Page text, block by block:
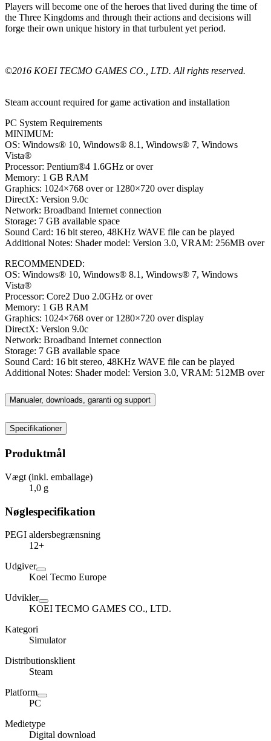
Players will become one of the heroes that lived during the time of
the Three Kingdoms and through their actions and decisions will
forge their own unique history in that turbulent yet period.
©2016 KOEI TECMO GAMES CO., LTD. All rights reserved.
Steam account required for game activation and installation
PC System Requirements
MINIMUM:
OS: Windows® 10, Windows® 8.1, Windows® 7, Windows
Vista®
Processor: Pentium®4 1.6GHz or over
Memory: 1 GB RAM
Graphics: 1024×768 over or 1280×720 over display
DirectX: Version 9.0c
Network: Broadband Internet connection
Storage: 7 GB available space
Sound Card: 16 bit stereo, 48KHz WAVE file can be played
Additional Notes: Shader model: Version 3.0, VRAM: 256MB over
RECOMMENDED:
OS: Windows® 10, Windows® 8.1, Windows® 7, Windows
Vista®
Processor: Core2 Duo 2.0GHz or over
Memory: 1 GB RAM
Graphics: 1024×768 over or 1280×720 over display
DirectX: Version 9.0c
Network: Broadband Internet connection
Storage: 7 GB available space
Sound Card: 16 bit stereo, 48KHz WAVE file can be played
Additional Notes: Shader model: Version 3.0, VRAM: 512MB over
Manualer, downloads, garanti og support
Specifikationer
Produktmål
Vægt (inkl. emballage)
1,0 g
Nøglespecifikation
PEGI aldersbegrænsning
12+
Udgiver
Koei Tecmo Europe
Udvikler
KOEI TECMO GAMES CO., LTD.
Kategori
Simulator
Distributionsklient
Steam
Platform
PC
Medietype
Digital download